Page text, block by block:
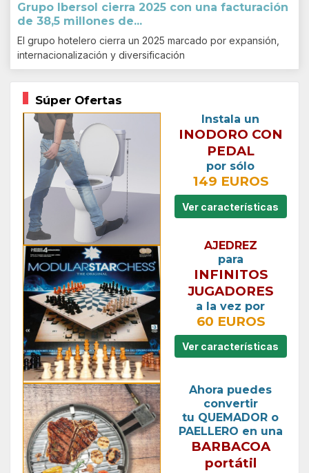
Grupo Ibersol cierra 2025 con una facturación
de 38,5 millones de...
El grupo hotelero cierra un 2025 marcado por expansión,
internacionalización y diversificación
Súper Ofertas
Instala un
INODORO CON
PEDAL
por sólo
149 EUROS
Ver características
AJEDREZ
para
INFINITOS
JUGADORES
a la vez por
60 EUROS
Ver características
Ahora puedes
convertir
tu QUEMADOR o
PAELLERO en una
BARBACOA
portátil